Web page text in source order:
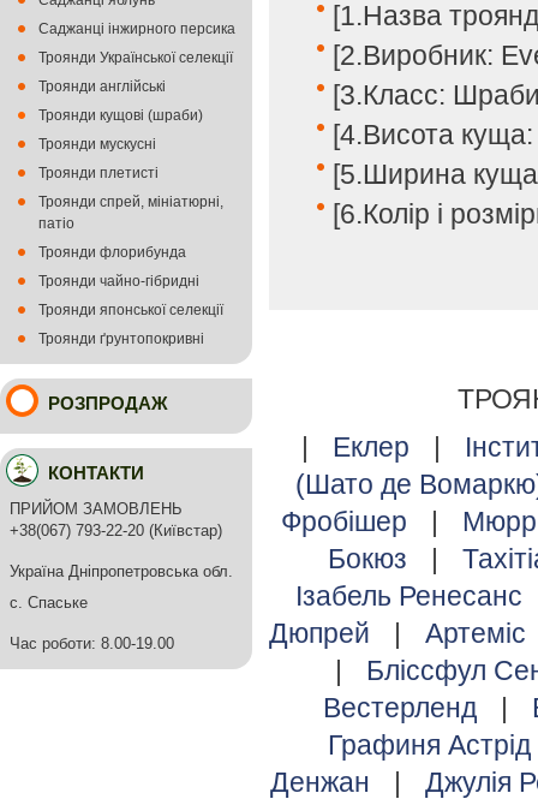
[1.Назва
[2.Виробник:
[3.Класс:
[4.Висота
[5.Ширина
[6.Колір і
|
Еклер |
(Шато де
Фробішер
|
Бокюз
|
Ізабель Ренесанс
Дюпрей
|
Артеміс
|
Бліссфул
Вестерленд
|
Графиня
Денжан
|
Джулія
Саджанці інжирного персика
Троянди Української селекції
Троянди англійські
Троянди кущові (шраби)
Троянди мускусні
Троянди плетисті
Троянди спрей, мініатюрні,
патіо
Троянди флорибунда
Троянди чайно-гібридні
Троянди японської селекції
Троянди ґрунтопокривні
РОЗПРОДАЖ
КОНТАКТИ
ПРИЙОМ ЗАМОВЛЕНЬ
+38(067) 793-22-20 (Київстар)
Україна Дніпропетровська обл.
с. Спаське
Час роботи: 8.00-19.00